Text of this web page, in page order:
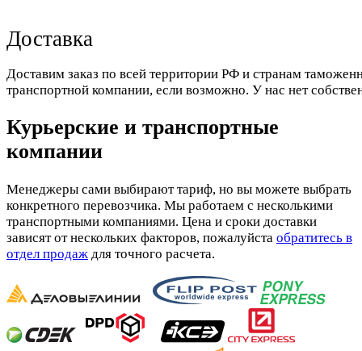
Доставка
Доставим заказ по всей территории РФ и странам
транспортной компании, если возможно. У нас нет
Курьерские и транспортные
компании
Менеджеры сами выбирают тариф, но вы можете выбрать
конкретного перевозчика. Мы работаем с несколькими
транспортными компаниями. Цена и сроки доставки
зависят от нескольких факторов, пожалуйста обратитесь в
отдел продаж для точного расчета.